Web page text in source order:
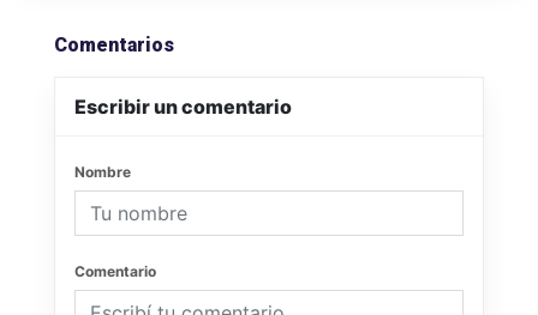
Comentarios
Escribir un comentario
Nombre
Comentario